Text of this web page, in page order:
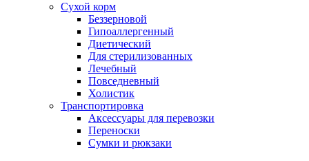
Сухой корм
Беззерновой
Гипоаллергенный
Диетический
Для стерилизованных
Лечебный
Повседневный
Холистик
Транспортировка
Аксессуары для перевозки
Переноски
Сумки и рюкзаки